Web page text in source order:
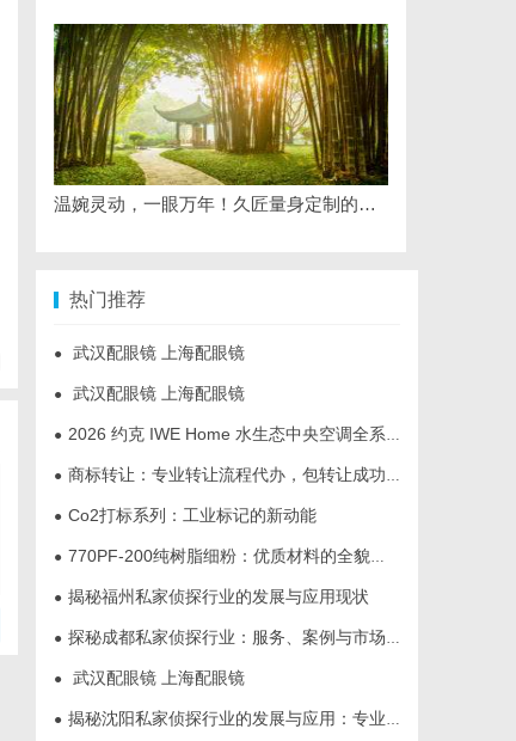
温婉灵动，一眼万年！久匠量身定制的眉眼唇，才是你整张脸的点睛之笔！淡颜系女生的气质加分项
热门推荐
● 武汉配眼镜 上海配眼镜
● 武汉配眼镜 上海配眼镜
● 2026 约克 IWE Home 水生态中央空调全系列产品型号及核心参数汇总
● 商标转让：专业转让流程代办，包转让成功再付款
● Co2打标系列：工业标记的新动能
● 770PF-200纯树脂细粉：优质材料的全貌与应用
● 揭秘福州私家侦探行业的发展与应用现状
● 探秘成都私家侦探行业：服务、案例与市场现状全面解析
● 武汉配眼镜 上海配眼镜
● 揭秘沈阳私家侦探行业的发展与应用：专业侦探服务的全方位解析